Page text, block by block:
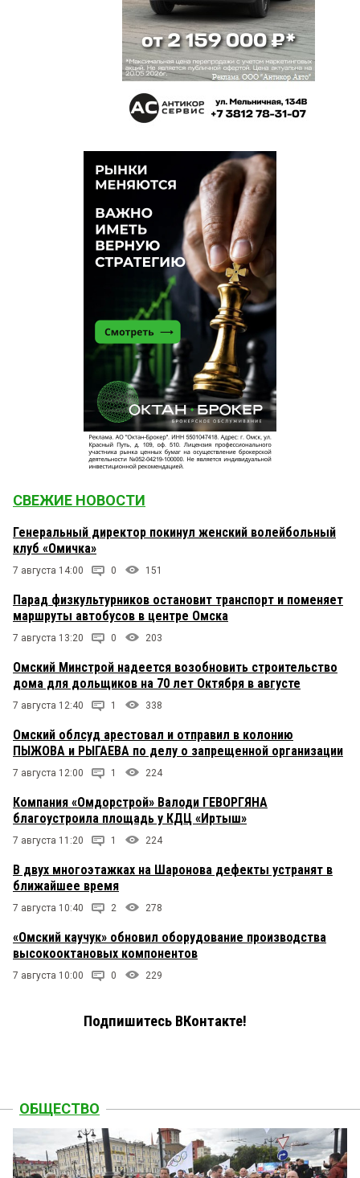
СВЕЖИЕ НОВОСТИ
Генеральный директор покинул женский волейбольный
клуб «Омичка»
7 августа 14:00 0 151
Парад физкультурников остановит транспорт и поменяет
маршруты автобусов в центре Омска
7 августа 13:20 0 203
Омский Минстрой надеется возобновить строительство
дома для дольщиков на 70 лет Октября в августе
7 августа 12:40 1 338
Омский облсуд арестовал и отправил в колонию
ПЫЖОВА и РЫГАЕВА по делу о запрещенной организации
7 августа 12:00 1 224
Компания «Омдорстрой» Валоди ГЕВОРГЯНА
благоустроила площадь у КДЦ «Иртыш»
7 августа 11:20 1 224
В двух многоэтажках на Шаронова дефекты устранят в
ближайшее время
7 августа 10:40 2 278
«Омский каучук» обновил оборудование производства
высокооктановых компонентов
7 августа 10:00 0 229
Подпишитесь ВКонтакте!
ОБЩЕСТВО